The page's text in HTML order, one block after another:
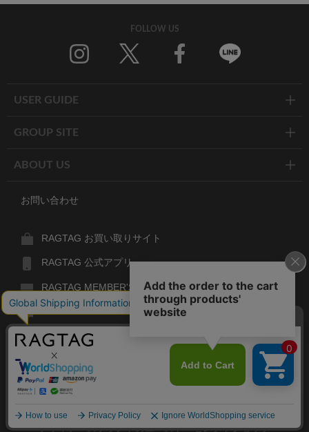
FOLLOW US
USER GUIDE
GROUP SITE
ABOUT US
お問い合わせ
RAGTAG お買い取りサイト
RAGTAG 公式アプリ
RAGTAG MEMBER'S CARD
RAGTAG MAGAZINE
RAGTAG Global
RAGTAG
デザイナーズブランドのユーズド・セレクトショップ